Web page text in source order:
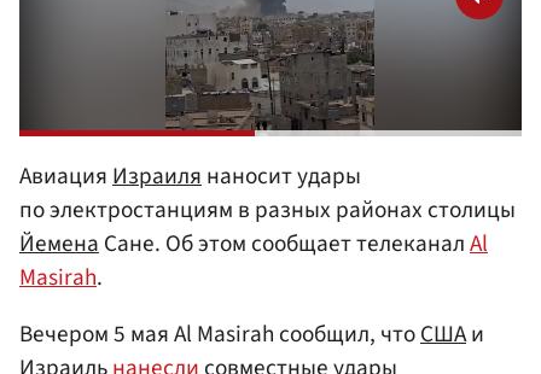
АвиацияИзраилянаносит удары
по электростанциям в разных районах столицы
ЙеменаСане. Об этом сообщает телеканалAl
Masirah.
Вечером 5 мая Al Masirah сообщил, чтоСШАи